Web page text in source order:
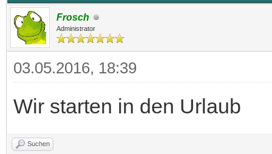
Frosch
Administrator
03.05.2016, 18:39
Wir starten in den Urlaub
Suchen